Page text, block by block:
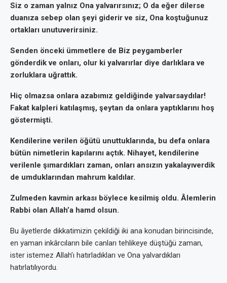
Siz o zaman yalnız Ona yalvarırsınız; O da eğer dilerse
duanıza sebep olan şeyi giderir ve siz, Ona koştuğunuz
ortakları unutuverirsiniz.
Senden önceki ümmetlere de Biz peygamberler
gönderdik ve onları, olur ki yalvarırlar diye darlıklara ve
zorluklara uğrattık.
Hiç olmazsa onlara azabımız geldiğinde yalvarsaydılar!
Fakat kalpleri katılaşmış, şeytan da onlara yaptıklarını hoş
göstermişti.
Kendilerine verilen öğütü unuttuklarında, bu defa onlara
bütün nimetlerin kapılarını açtık. Nihayet, kendilerine
verilenle şımardıkları zaman, onları ansızın yakalayıverdik
de umduklarından mahrum kaldılar.
Zulmeden kavmin arkası böylece kesilmiş oldu. Âlemlerin
Rabbi olan Allah’a hamd olsun.
Bu âyetlerde dikkatimizin çekildiği iki ana konudan birincisinde,
en yaman inkârcıların bile canları tehlikeye düştüğü zaman,
ister istemez Allah’ı hatırladıkları ve Ona yalvardıkları
hatırlatılıyordu.